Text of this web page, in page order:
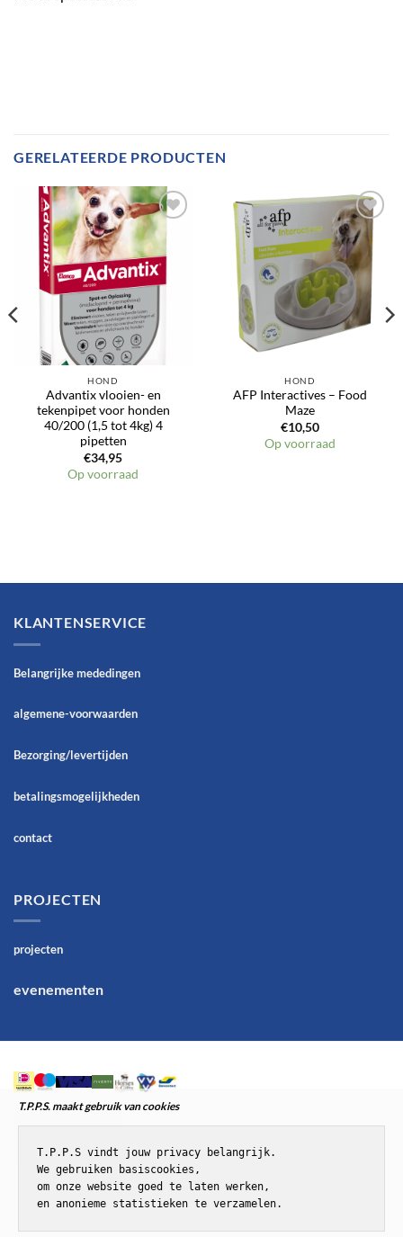
GERELATEERDE PRODUCTEN
Toevoegen
aan
verlanglijst
HOND
Advantix vlooien- en
tekenpipet voor honden
40/200 (1,5 tot 4kg) 4
pipetten
€34,95
Op voorraad
Toevoegen
aan
verlanglijst
HOND
AFP Interactives – Food
Maze
€10,50
Op voorraad
KLANTENSERVICE
Belangrijke mededingen
algemene-voorwaarden
Bezorging/levertijden
betalingsmogelijkheden
contact
PROJECTEN
projecten
evenementen
T.P.P.S. maakt gebruik van cookies
T.P.P.S vindt jouw privacy belangrijk.
We gebruiken basiscookies,
om onze website goed te laten werken,
en anonieme statistieken te verzamelen.